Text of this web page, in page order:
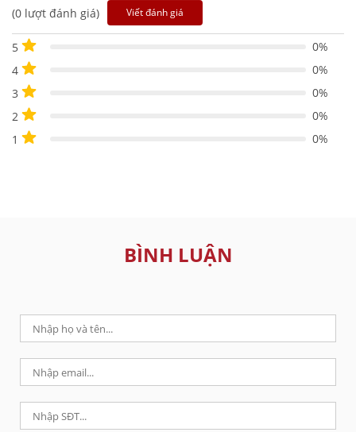
(0 lượt đánh giá) Viết đánh giá
5
0%
4
0%
3
0%
2
0%
1
0%
BÌNH LUẬN